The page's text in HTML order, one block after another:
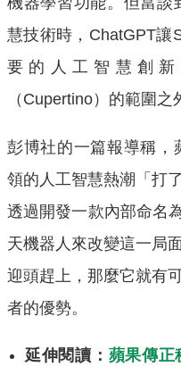
慧技術時，ChatGPT讓
要的人工智慧創
（Cupertino）的範圍之
彭博社的一篇報導稱，
領的人工智慧熱潮「打
透過開發一款內部命名
天機器人來改變這一局
迎頭趕上，那麼它就有
者的優勢。
延伸閱讀： 蘋果傳正